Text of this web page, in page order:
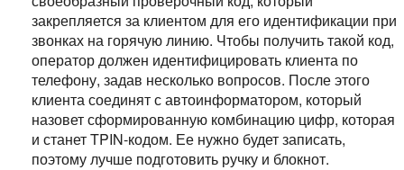
закрепляется за клиентом для его идентификации при
звонках на горячую линию. Чтобы получить такой код,
оператор должен идентифицировать клиента по
телефону, задав несколько вопросов. После этого
клиента соединят с автоинформатором, который
назовет сформированную комбинацию цифр, которая
и станет TPIN-кодом. Ее нужно будет записать,
поэтому лучше подготовить ручку и блокнот.